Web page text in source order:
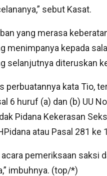
sebut Kasat.
yang merasa
menimpanya kepada
selanjutnya diteruskan
perbuatannya kata Tio,
6 huruf (a) dan (b) UU
Pidana Kekerasan
atau Pasal 281 ke
pemeriksaan saksi
imbuhnya. (top/*)